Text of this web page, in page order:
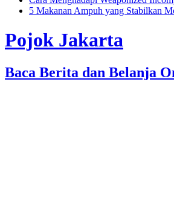
5 Makanan Ampuh yang Stabilkan
Pojok Jakarta
Baca Berita dan Belanja